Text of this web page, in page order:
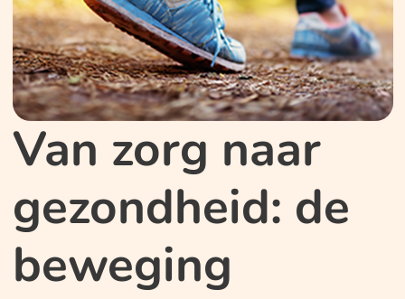
Van zorg naar
gezondheid: de
beweging